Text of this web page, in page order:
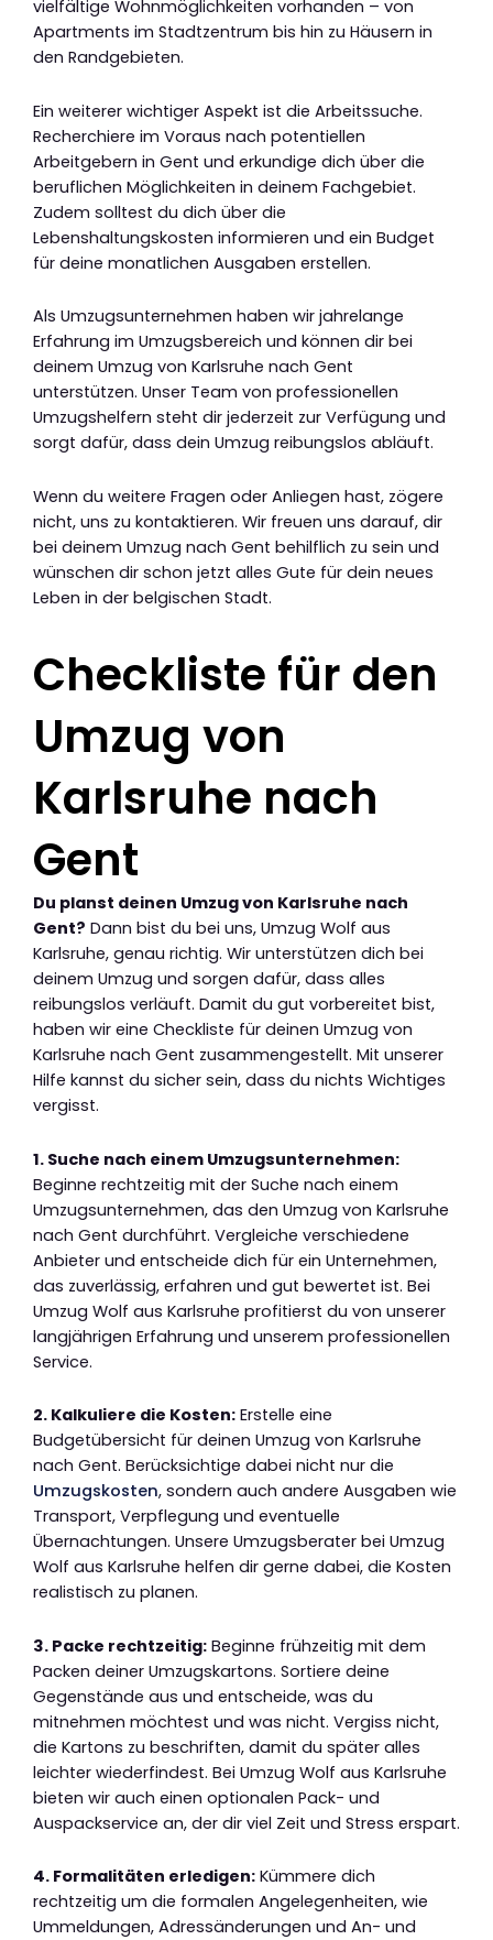
vielfältige Wohnmöglichkeiten vorhanden – von
Apartments im Stadtzentrum bis hin zu Häusern in
den Randgebieten.
Ein weiterer wichtiger Aspekt ist die Arbeitssuche.
Recherchiere im Voraus nach potentiellen
Arbeitgebern in Gent und erkundige dich über die
beruflichen Möglichkeiten in deinem Fachgebiet.
Zudem solltest du dich über die
Lebenshaltungskosten informieren und ein Budget
für deine monatlichen Ausgaben erstellen.
Als Umzugsunternehmen haben wir jahrelange
Erfahrung im Umzugsbereich und können dir bei
deinem Umzug von Karlsruhe nach Gent
unterstützen. Unser Team von professionellen
Umzugshelfern steht dir jederzeit zur Verfügung und
sorgt dafür, dass dein Umzug reibungslos abläuft.
Wenn du weitere Fragen oder Anliegen hast, zögere
nicht, uns zu kontaktieren. Wir freuen uns darauf, dir
bei deinem Umzug nach Gent behilflich zu sein und
wünschen dir schon jetzt alles Gute für dein neues
Leben in der belgischen Stadt.
Checkliste für den
Umzug von
Karlsruhe nach
Gent
Du planst deinen Umzug von Karlsruhe nach
Gent? Dann bist du bei uns, Umzug Wolf aus
Karlsruhe, genau richtig. Wir unterstützen dich bei
deinem Umzug und sorgen dafür, dass alles
reibungslos verläuft. Damit du gut vorbereitet bist,
haben wir eine Checkliste für deinen Umzug von
Karlsruhe nach Gent zusammengestellt. Mit unserer
Hilfe kannst du sicher sein, dass du nichts Wichtiges
vergisst.
1. Suche nach einem Umzugsunternehmen:
Beginne rechtzeitig mit der Suche nach einem
Umzugsunternehmen, das den Umzug von Karlsruhe
nach Gent durchführt. Vergleiche verschiedene
Anbieter und entscheide dich für ein Unternehmen,
das zuverlässig, erfahren und gut bewertet ist. Bei
Umzug Wolf aus Karlsruhe profitierst du von unserer
langjährigen Erfahrung und unserem professionellen
Service.
2. Kalkuliere die Kosten: Erstelle eine
Budgetübersicht für deinen Umzug von Karlsruhe
nach Gent. Berücksichtige dabei nicht nur die
Umzugskosten, sondern auch andere Ausgaben wie
Transport, Verpflegung und eventuelle
Übernachtungen. Unsere Umzugsberater bei Umzug
Wolf aus Karlsruhe helfen dir gerne dabei, die Kosten
realistisch zu planen.
3. Packe rechtzeitig: Beginne frühzeitig mit dem
Packen deiner Umzugskartons. Sortiere deine
Gegenstände aus und entscheide, was du
mitnehmen möchtest und was nicht. Vergiss nicht,
die Kartons zu beschriften, damit du später alles
leichter wiederfindest. Bei Umzug Wolf aus Karlsruhe
bieten wir auch einen optionalen Pack- und
Auspackservice an, der dir viel Zeit und Stress erspart.
4. Formalitäten erledigen: Kümmere dich
rechtzeitig um die formalen Angelegenheiten, wie
Ummeldungen, Adressänderungen und An- und